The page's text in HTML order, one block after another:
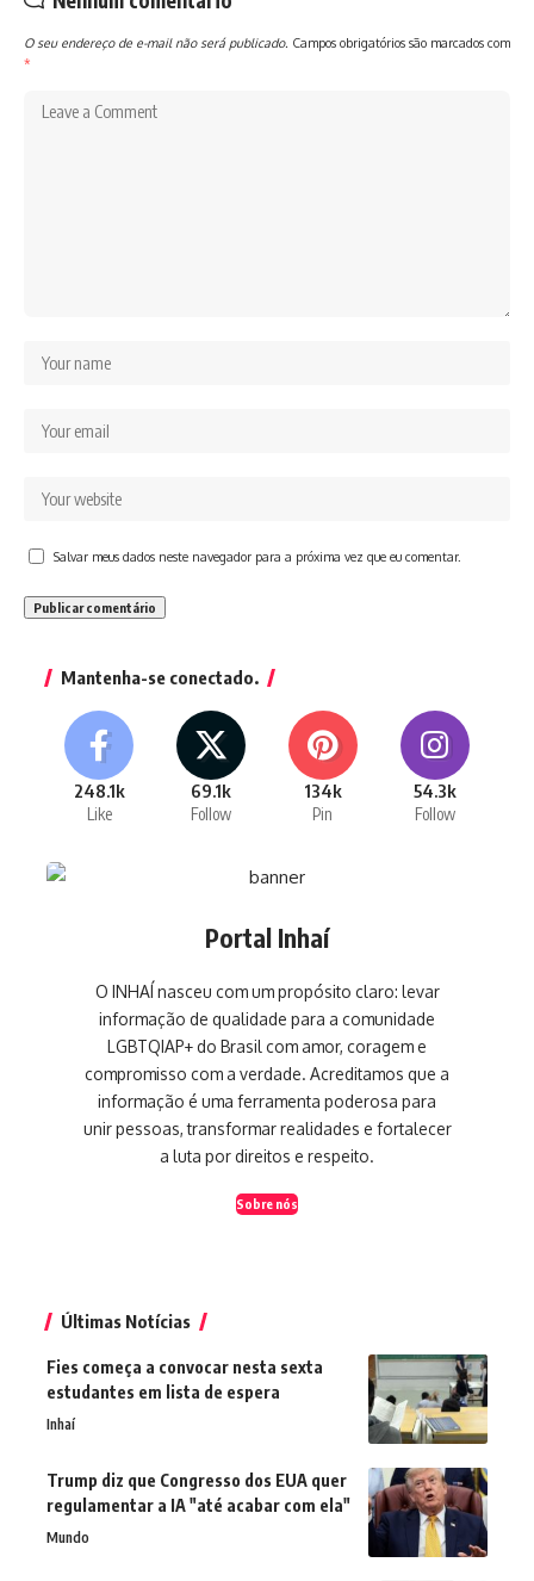
O seu endereço de e-mail não será publicado. Campos obrigatórios são marcados com
*
Salvar meus dados neste navegador para a próxima vez que eu comentar.
Mantenha-se conectado.
248.1k
Like
69.1k
Follow
134k
Pin
54.3k
Follow
Portal Inhaí
O INHAÍ nasceu com um propósito claro: levar
informação de qualidade para a comunidade
LGBTQIAP+ do Brasil com amor, coragem e
compromisso com a verdade. Acreditamos que a
informação é uma ferramenta poderosa para
unir pessoas, transformar realidades e fortalecer
a luta por direitos e respeito.
Sobre nós
Últimas Notícias
Fies começa a convocar nesta sexta
estudantes em lista de espera
Inhaí
Trump diz que Congresso dos EUA quer
regulamentar a IA "até acabar com ela"
Mundo